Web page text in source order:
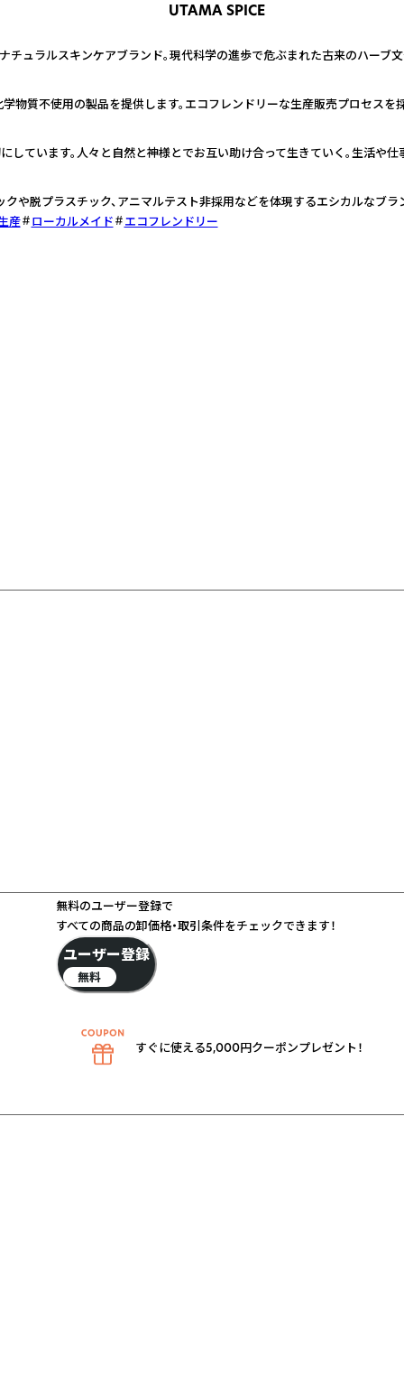
UTAMA SPICE
チュラルスキンケアブランド。現代科学の進歩で危ぶまれた古来のハーブ
物質不使用の製品を提供します。エコフレンドリーな生産販売プロセスを
しています。人々と自然と神様とでお互い助け合って生きていく。生活や
や脱プラスチック、アニマルテスト非採用などを体現するエシカルなブラ
産
ローカルメイド エコフレンドリー
無料のユーザー登録で
すべての商品の卸価格・取引条件をチェックできます！
ユーザー登録
無料
すぐに使える5,000円クーポンプレゼント！